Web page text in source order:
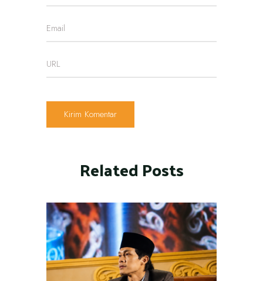
Related Posts